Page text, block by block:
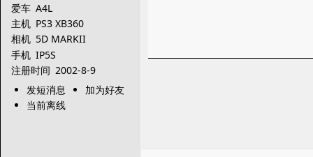
爱车 A4L
主机 PS3 XB360
相机 5D MARKII
手机 IP5S
注册时间 2002-8-9
发短消息
加为好友
当前离线